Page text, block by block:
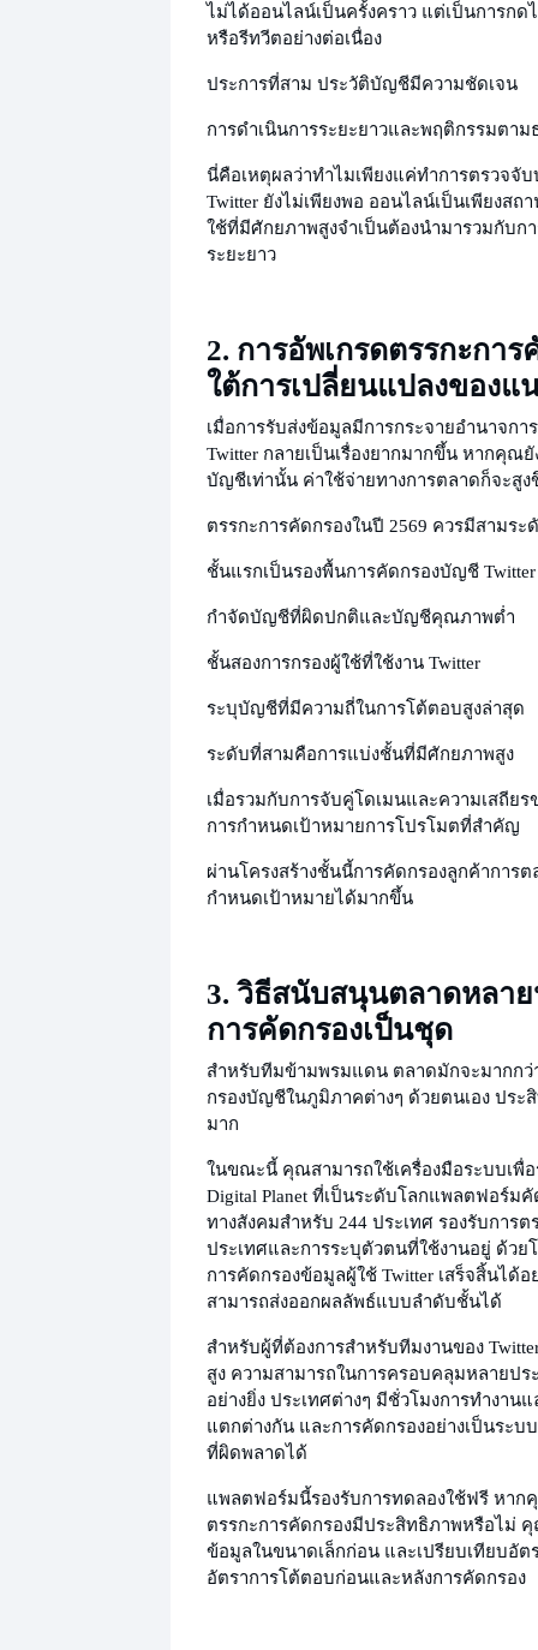
ไม่ได้ออนไลน์เป็นครั้งคราว แต่เป็นการกด
หรือรีทวีตอย่างต่อเนื่อง
ประการที่สาม ประวัติบัญชีมีความชัดเจน
การดำเนินการระยะยาวและพฤติกรรมตาม
นี่คือเหตุผลว่าทำไมเพียงแค่ทำการตรวจจั
Twitter ยังไม่เพียงพอ ออนไลน์เป็นเพียงส
ใช้ที่มีศักยภาพสูงจำเป็นต้องนำมารวมกับก
ระยะยาว
2. การอัพเกรดตรรกะกา
ใต้การเปลี่ยนแปลงของแ
เมื่อการรับส่งข้อมูลมีการกระจายอำนาจกา
Twitter กลายเป็นเรื่องยากมากขึ้น หากคุณ
บัญชีเท่านั้น ค่าใช้จ่ายทางการตลาดก็จะสูง
ตรรกะการคัดกรองในปี 2569 ควรมีสามระ
ชั้นแรกเป็นรองพื้นการคัดกรองบัญชี Twitter
กำจัดบัญชีที่ผิดปกติและบัญชีคุณภาพต่ำ
ชั้นสองการกรองผู้ใช้ที่ใช้งาน Twitter
ระบุบัญชีที่มีความถี่ในการโต้ตอบสูงล่าสุด
ระดับที่สามคือการแบ่งชั้นที่มีศักยภาพสูง
เมื่อรวมกับการจับคู่โดเมนและความเสถีย
การกำหนดเป้าหมายการโปรโมตที่สำคัญ
ผ่านโครงสร้างชั้นนี้การคัดกรองลูกค้าการต
กำหนดเป้าหมายได้มากขึ้น
3. วิธีสนับสนุนตลาดหลาย
การคัดกรองเป็นชุด
สำหรับทีมข้ามพรมแดน ตลาดมักจะมากก
กรองบัญชีในภูมิภาคต่างๆ ด้วยตนเอง ประ
มาก
ในขณะนี้ คุณสามารถใช้เครื่องมือระบบเพื่
Digital Planet ที่เป็นระดับโลกแพลตฟอร์มคั
ทางสังคมสำหรับ 244 ประเทศ รองรับการ
ประเทศและการระบุตัวตนที่ใช้งานอยู่ ด้วย
การคัดกรองข้อมูลผู้ใช้ Twitter เสร็จสิ้นได้อ
สามารถส่งออกผลลัพธ์แบบลำดับชั้นได้
สำหรับผู้ที่ต้องการสำหรับทีมงานของ
สูง ความสามารถในการครอบคลุมหลายปร
อย่างยิ่ง ประเทศต่างๆ มีชั่วโมงการทำงาน
แตกต่างกัน และการคัดกรองอย่างเป็นระบ
ที่ผิดพลาดได้
แพลตฟอร์มนี้รองรับการทดลองใช้ฟรี หาก
ตรรกะการคัดกรองมีประสิทธิภาพหรือไม่
ข้อมูลในขนาดเล็กก่อน และเปรียบเทียบอัต
อัตราการโต้ตอบก่อนและหลังการคัดกรอง